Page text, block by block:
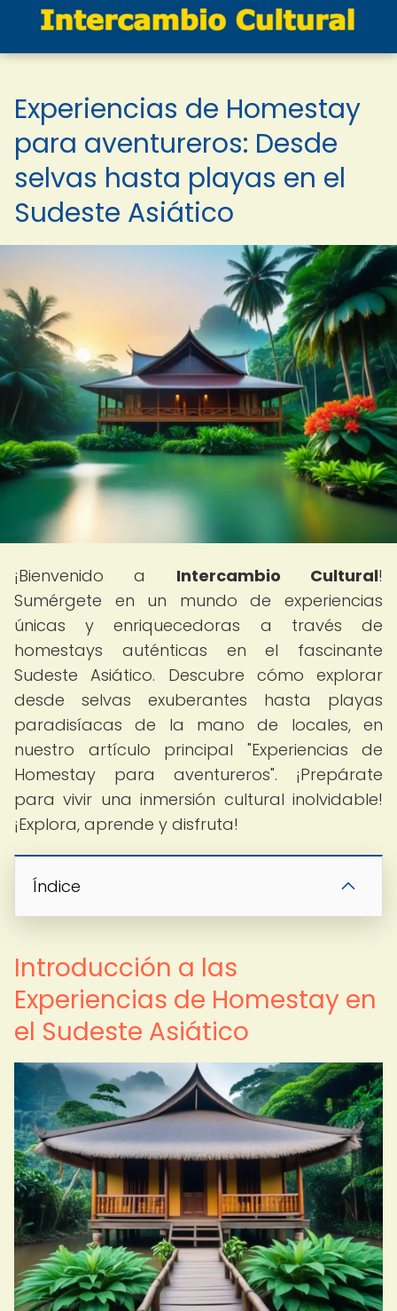
Experiencias de Homestay
para aventureros: Desde
selvas hasta playas en el
Sudeste Asiático
¡Bienvenido a Intercambio Cultural!
Sumérgete en un mundo de experiencias
únicas y enriquecedoras a través de
homestays auténticas en el fascinante
Sudeste Asiático. Descubre cómo explorar
desde selvas exuberantes hasta playas
paradisíacas de la mano de locales, en
nuestro artículo principal "Experiencias de
Homestay para aventureros". ¡Prepárate
para vivir una inmersión cultural inolvidable!
¡Explora, aprende y disfruta!
Índice
Introducción a las
Experiencias de Homestay en
el Sudeste Asiático